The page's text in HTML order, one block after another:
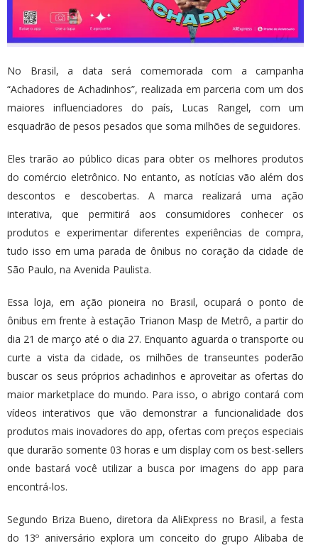
No Brasil, a data será comemorada com a campanha
“Achadores de Achadinhos”, realizada em parceria com um dos
maiores influenciadores do país, Lucas Rangel, com um
esquadrão de pesos pesados que soma milhões de seguidores.
Eles trarão ao público dicas para obter os melhores produtos
do comércio eletrônico. No entanto, as notícias vão além dos
descontos e descobertas. A marca realizará uma ação
interativa, que permitirá aos consumidores conhecer os
produtos e experimentar diferentes experiências de compra,
tudo isso em uma parada de ônibus no coração da cidade de
São Paulo, na Avenida Paulista.
Essa loja, em ação pioneira no Brasil, ocupará o ponto de
ônibus em frente à estação Trianon Masp de Metrô, a partir do
dia 21 de março até o dia 27. Enquanto aguarda o transporte ou
curte a vista da cidade, os milhões de transeuntes poderão
buscar os seus próprios achadinhos e aproveitar as ofertas do
maior marketplace do mundo. Para isso, o abrigo contará com
vídeos interativos que vão demonstrar a funcionalidade dos
produtos mais inovadores do app, ofertas com preços especiais
que durarão somente 03 horas e um display com os best-sellers
onde bastará você utilizar a busca por imagens do app para
encontrá-los.
Segundo Briza Bueno, diretora da AliExpress no Brasil, a festa
do 13º aniversário explora um conceito do grupo Alibaba de